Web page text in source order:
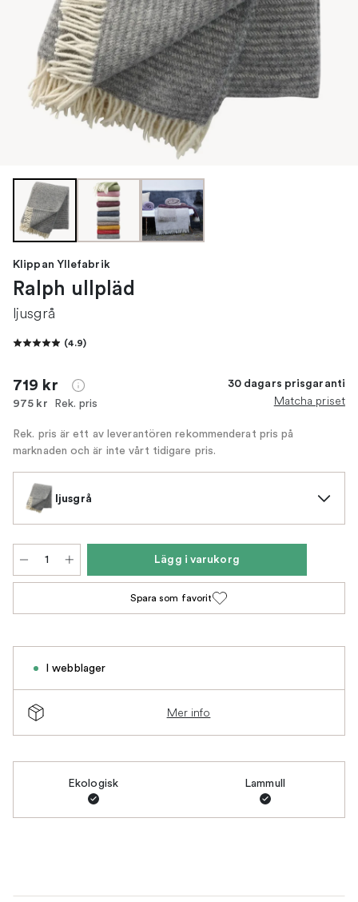
Klippan Yllefabrik
Ralph ullpläd
ljusgrå
(4.9)
719 kr
975 kr Rek. pris
30 dagars prisgaranti
Matcha priset
Rek. pris är ett av leverantören rekommenderat pris på
marknaden och är inte vårt tidigare pris.
ljusgrå
Lägg i varukorg
Spara som favorit
I webblager
Mer info
Ekologisk Lammull